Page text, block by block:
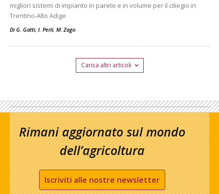
migliori sistemi di impianto in parete e in volume per il ciliegio in
Trentino-Alto Adige
Di G. Gatti, I. Perli, M. Zago -
Carica altri articoli
Rimani aggiornato sul mondo
dell’agricoltura
Iscriviti alle nostre newsletter